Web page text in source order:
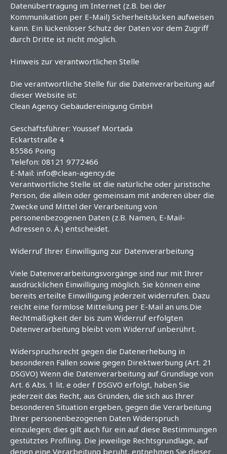
Datenübertragung im Internet (z.B. bei der
Kommunikation per E-Mail) Sicherheitslücken aufweisen
kann. Ein lückenloser Schutz der Daten vor dem Zugriff
durch Dritte ist nicht möglich.
Hinweis zur verantwortlichen Stelle
Die verantwortliche Stelle für die Datenverarbeitung auf
dieser Website ist:
Clean Agency Gebäudereinigung GmbH
Geschäftsführer: Youssef Mortada
Eckartstraße 4
85586 Poing
Telefon: 08121 9772466
E-Mail: info@clean-agency.de
Verantwortliche Stelle ist die natürliche oder juristische
Person, die allein oder gemeinsam mit anderen über die
Zwecke und Mittel der Verarbeitung von
personenbezogenen Daten (z.B. Namen, E-Mail-
Adressen o. Ä.) entscheidet.
Widerruf Ihrer Einwilligung zur Datenverarbeitung
Viele Datenverarbeitungsvorgänge sind nur mit Ihrer
ausdrücklichen Einwilligung möglich. Sie können eine
bereits erteilte Einwilligung jederzeit widerrufen. Dazu
reicht eine formlose Mitteilung per E-Mail an uns.Die
Rechtmäßigkeit der bis zum Widerruf erfolgten
Datenverarbeitung bleibt vom Widerruf unberührt.
Widerspruchsrecht gegen die Datenerhebung in
besonderen Fällen sowie gegen Direktwerbung (Art. 21
DSGVO) Wenn die Datenverarbeitung auf Grundlage von
Art. 6 Abs. 1 lit. e oder f DSGVO erfolgt, haben Sie
jederzeit das Recht, aus Gründen, die sich aus Ihrer
besonderen Situation ergeben, gegen die Verarbeitung
Ihrer personenbezogenen Daten Widerspruch
einzulegen; dies gilt auch für ein auf diese Bestimmungen
gestütztes Profiling. Die jeweilige Rechtsgrundlage, auf
denen eine Verarbeitung beruht, entnehmen Sie dieser